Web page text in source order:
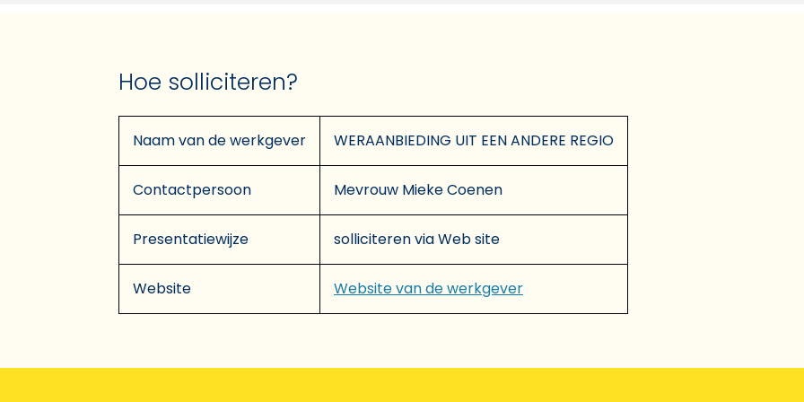
Hoe solliciteren?
Naam van de werkgever WERAANBIEDING UIT EEN ANDERE REGIO
Contactpersoon Mevrouw Mieke Coenen
Presentatiewijze solliciteren via Web site
Website Website van de werkgever